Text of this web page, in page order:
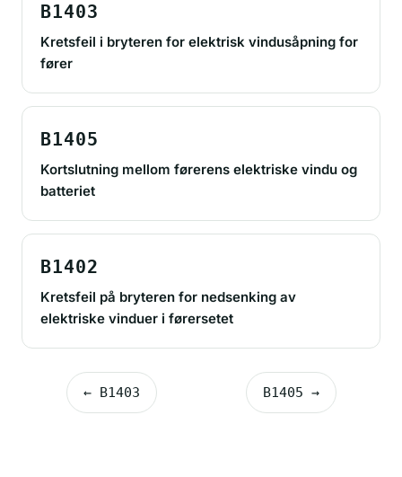
B1403
Kretsfeil i bryteren for elektrisk vindusåpning for
fører
B1405
Kortslutning mellom førerens elektriske vindu og
batteriet
B1402
Kretsfeil på bryteren for nedsenking av
elektriske vinduer i førersetet
← B1403 B1405 →